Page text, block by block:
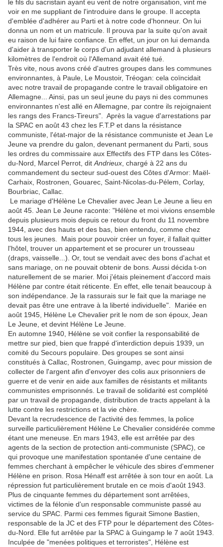
le fils du sacristain ayant eu vent de notre organisation, vint me
voir en me suppliant de l'introduire dans le groupe. Il accepta
d'emblée d'adhérer au Parti et à notre code d'honneur. On lui
donna un nom et un matricule. Il prouva par la suite qu'on avait
eu raison de lui faire confiance. En effet, un jour on lui demanda
d'aider à transporter le corps d'un adjudant allemand à plusieurs
kilomètres de l'endroit où l'Allemand avait été tué.
Très vite, nous avons créé d'autres groupes dans les communes
environnantes, à Paule, Le Moustoir, Tréogan: cela coïncidait
avec notre travail de propagande contre le travail obligatoire en
Allemagne... Ainsi, pas un seul jeune du pays ni des communes
environnantes n'est allé en Allemagne, par contre ils rejoignaient
les rangs des Francs-Tireurs". Après la vague d'arrestations par
la SPAC en août 43 chez les F.T.P et dans la résistance
communiste, l'état-major de la résistance communiste et Jean Le
Jeune va prendre du galon, devenant permanent du Parti, sous
les ordres du commissaire aux Effectifs des FTP dans les Côtes-
du-Nord, Marcel Perrot, dit Andrieux , chargé à 22 ans du
commandement du secteur sud-ouest des Côtes d'Armor: Maël-
Carhaix, Rostronen, Gouarec, Saint-Nicolas-du-Pélem, Corlay,
Bourbriac, Callac.
Le mariage d'Hélène Le Chevalier avec Jean Le Jeune a lieu en
août 45. Jean Le Jeune raconte: "Hélène et moi vivions ensemble
depuis plusieurs mois depuis ce retour du front du 11 novembre
1944, avec des hauts et des bas, bien entendu, comme chez
tous les jeunes. Mais pour pouvoir créer un foyer, il fallait quitter
l'hôtel, trouver un appartement et se procurer un trousseau
(draps, vaisselle...). Or, tout se vendait avec des bons d'achat et
sans mariage, on ne pouvait obtenir de bons. Aussi décida t-on
naturellement de se marier. Moi j'étais pleinement d'accord mais
Hélène par contre était réticente. En effet, elle tenait beaucoup à
son indépendance. Je la rassurais sur le fait que la mariage ne
devait pas être une entrave à la liberté individuelle". Mariée en
août 1945 , Hélène Le Chevalier prit le nom de son époux, Jean
Le Jeune, et devint Hélène Le Jeune.
En automne 1940, Hélène se voit confier la responsabilité de
mettre sur pied, bien que frappé d'interdiction depuis 1939, un
comité du Secours populaire. Des groupes se sont ainsi
constitués à Callac, Rostronen, Guingamp, avec pour mission de
collecter de l'argent afin d'envoyer des colis aux prisonniers de
guerre et de venir en aide aux familles de résistants et militants
communistes emprisonnés. Le travail de solidarité est complété
par un travail de propagande, distribution de tracts appelant à la
lutte contre les restrictions et la vie chère.
Devant la recrudescence de l'activité des femmes, la police
surveille particulièrement Hélène Le Chevalier considérée comme
étant une meneuse. En mars 1943, elle est arrêtée par des
agents de la section de protection anti-communiste (SPAC), ce
qui provoque une manifestation spontanée d'une centaine de
femmes cherchant à empêcher le véhicule des sbires d'emmener
Hélène en prison. Rosa Hénaff est arrêtée à son tour en août. La
répression fut particulièrement brutale en ce mois d'août 1943.
Plus de cinquante femmes du département sont arrêtées,
victimes de la félonie d'un responsable communiste passé au
service du SPAC. Parmi ces femmes figurait Simone Bastien,
responsable de la JC et des FTP pour le département des Côtes-
du-Nord. Elle fut arrêtée par la SPAC à Guingamp le 7 août 1943.
Inculpée de "menées politiques et terroristes", Hélène est